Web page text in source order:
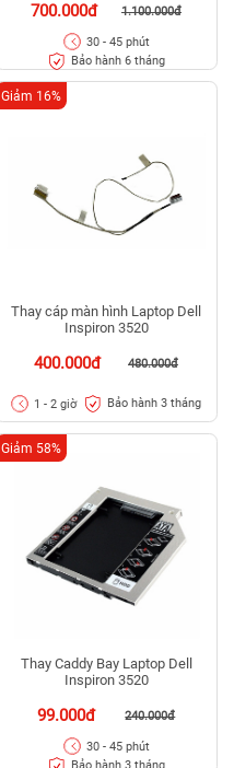
700.000đ 1.100.000đ
30 - 45 phút
Bảo hành 6 tháng
Thay cáp màn hình Laptop Dell
Inspiron 3520
400.000đ 480.000đ
Giảm 16%
1 - 2 giờ Bảo hành 3 tháng
Thay Caddy Bay Laptop Dell
Inspiron 3520
99.000đ 240.000đ
Giảm 58%
30 - 45 phút